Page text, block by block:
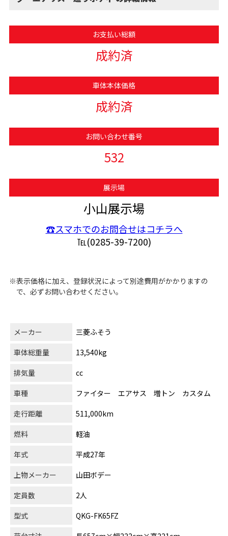
お支払い総額
成約済
車体本体価格
成約済
お問い合わせ番号
532
展示場
小山展示場
☎スマホでのお問合せはコチラへ
℡(0285-39-7200)
※表示価格に加え、登録状況によって別途費用がかかりますの
で、必ずお問い合わせください。
メーカー
三菱ふそう
車体総重量
13,540kg
排気量
cc
車種
ファイター エアサス 増トン カスタム
走行距離
511,000km
燃料
軽油
年式
平成27年
上物メーカー
山田ボデー
定員数
2人
型式
QKG-FK65FZ